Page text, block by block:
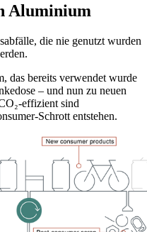
Aluminium
die nie genutzt wurden
das bereits verwendet wurde
– und nun zu neuen
effizient sind
Schrott entstehen.